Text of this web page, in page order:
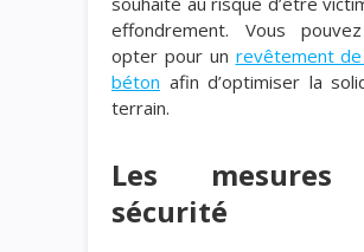
effondrement. Vous
opter pour un revêtement
béton afin d’optimiser la
terrain.
Les
sécurité